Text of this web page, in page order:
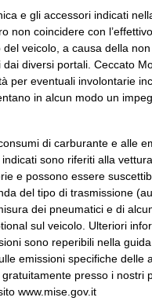
attivi
anteriori e posteriori
d'emergenza
anti collisione
per manutenzione
e gli accessori indicati
non coincidere con l’effettivo
veicolo, a causa della
diversi portali. Ceccato
per eventuali involontarie
in alcun modo un
di carburante e alle
sono riferiti alla
e possono essere
del tipo di trasmissione
dei pneumatici e di
sul veicolo. Ulteriori
sono reperibili nella
emissioni specifiche delle
presso i nostri
www.mise.gov.it